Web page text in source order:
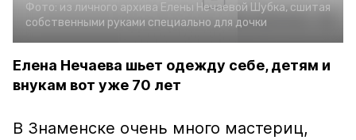
Фото: из личного архива Елены Нечаевой Шубка, сшитая
собственными руками специально для дочки
Елена Нечаева шьет одежду себе, детям и
внукам вот уже 70 лет
В Знаменске очень много мастериц,